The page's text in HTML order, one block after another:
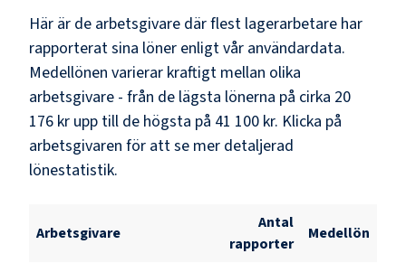
Här är de arbetsgivare där flest lagerarbetare har
rapporterat sina löner enligt vår användardata.
Medellönen varierar kraftigt mellan olika
arbetsgivare - från de lägsta lönerna på cirka 20
176 kr upp till de högsta på 41 100 kr. Klicka på
arbetsgivaren för att se mer detaljerad
lönestatistik.
Arbetsgivare
Antal
rapporter
Medellön